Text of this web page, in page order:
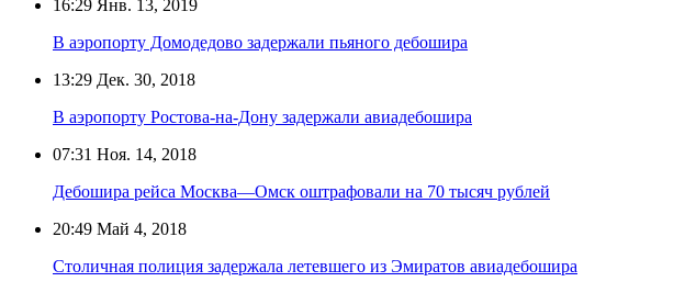
16:29 Янв. 13, 2019
В аэропорту Домодедово задержали пьяного дебошира
13:29 Дек. 30, 2018
В аэропорту Ростова-на-Дону задержали авиадебошира
07:31 Ноя. 14, 2018
Дебошира рейса Москва—Омск оштрафовали на 70 тысяч рублей
20:49 Май 4, 2018
Столичная полиция задержала летевшего из Эмиратов авиадебошира